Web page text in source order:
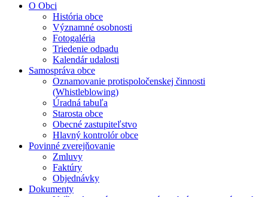
O Obci
História obce
Významné osobnosti
Fotogaléria
Triedenie odpadu
Kalendár udalosti
Samospráva obce
Oznamovanie protispoločenskej činnosti
(Whistleblowing)
Úradná tabuľa
Starosta obce
Obecné zastupiteľstvo
Hlavný kontrolór obce
Povinné zverejňovanie
Zmluvy
Faktúry
Objednávky
Dokumenty